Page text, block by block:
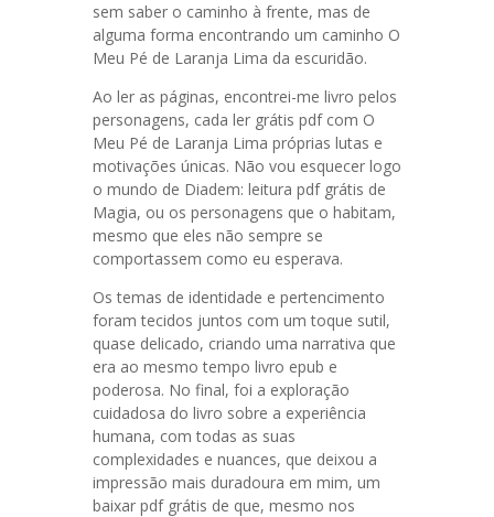
sem saber o caminho à frente, mas de
alguma forma encontrando um caminho O
Meu Pé de Laranja Lima da escuridão.
Ao ler as páginas, encontrei-me livro pelos
personagens, cada ler grátis pdf com O
Meu Pé de Laranja Lima próprias lutas e
motivações únicas. Não vou esquecer logo
o mundo de Diadem: leitura pdf grátis de
Magia, ou os personagens que o habitam,
mesmo que eles não sempre se
comportassem como eu esperava.
Os temas de identidade e pertencimento
foram tecidos juntos com um toque sutil,
quase delicado, criando uma narrativa que
era ao mesmo tempo livro epub e
poderosa. No final, foi a exploração
cuidadosa do livro sobre a experiência
humana, com todas as suas
complexidades e nuances, que deixou a
impressão mais duradoura em mim, um
baixar pdf grátis de que, mesmo nos